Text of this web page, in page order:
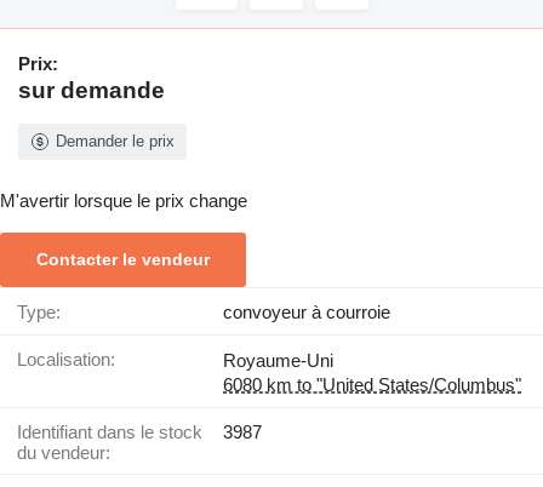
Prix:
sur demande
Demander le prix
M'avertir lorsque le prix change
Contacter le vendeur
Type: convoyeur à courroie
Localisation:
Royaume-Uni
6080 km to "United States/Columbus"
Identifiant dans le stock
du vendeur:
3987